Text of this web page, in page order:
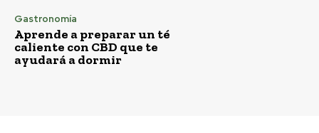
Gastronomía
Aprende a preparar un té
caliente con CBD que te
ayudará a dormir